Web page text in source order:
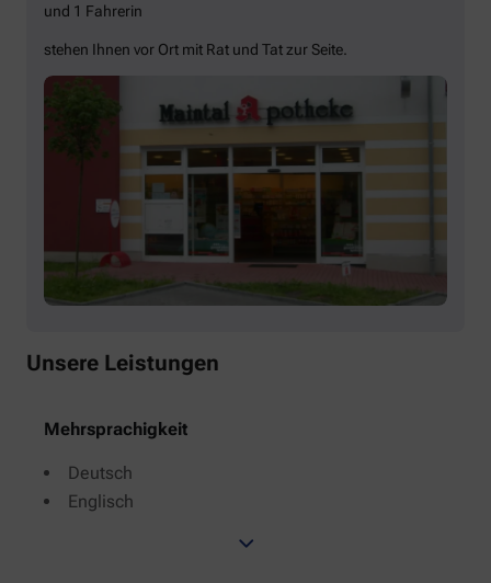
und 1 Fahrerin
stehen Ihnen vor Ort mit Rat und Tat zur Seite.
Unsere Leistungen
Mehrsprachigkeit
Deutsch
Englisch